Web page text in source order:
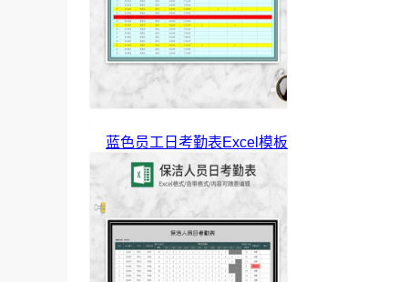
蓝色员工日考勤表Excel模板